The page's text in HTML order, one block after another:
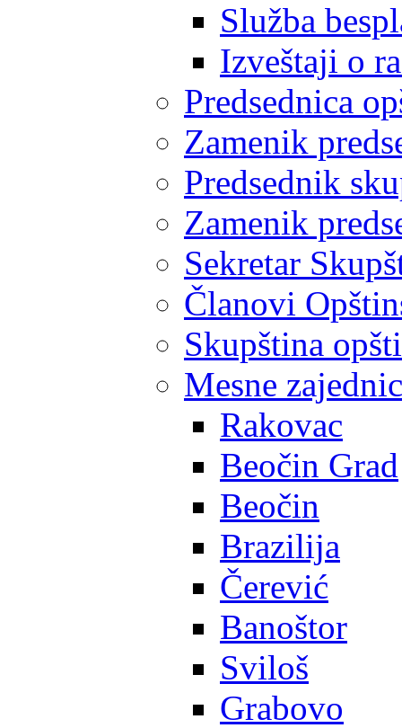
Služba
Izveštaji o
Predsednica
Zamenik
Predsednik
Zamenik
Sekretar
Članovi
Skupština
Mesne
Rakovac
Beočin Grad
Beočin
Brazilija
Čerević
Banoštor
Sviloš
Grabovo